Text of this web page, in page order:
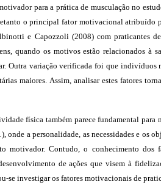
para a prática de musculação no
o principal fator motivacional atribuído
e Capozzoli (2008) com praticantes
quando os motivos estão relacionados à
Outra variação verificada foi que indivíduos
maiores. Assim, analisar estes fatores
física também parece fundamental para
onde a personalidade, as necessidades e os
motivador. Contudo, o conhecimento dos
de ações que visem à
se investigar os fatores motivacionais de